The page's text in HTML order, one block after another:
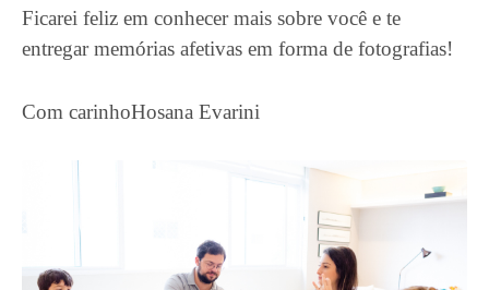
Ficarei feliz em conhecer mais sobre você e te
entregar memórias afetivas em forma de fotografias!
Com carinhoHosana Evarini